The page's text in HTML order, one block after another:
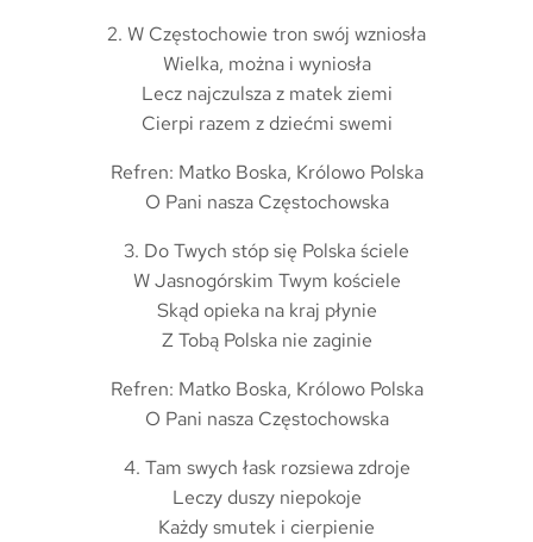
2. W Częstochowie tron swój wzniosła
Wielka, można i wyniosła
Lecz najczulsza z matek ziemi
Cierpi razem z dziećmi swemi
Refren: Matko Boska, Królowo Polska
O Pani nasza Częstochowska
3. Do Twych stóp się Polska ściele
W Jasnogórskim Twym kościele
Skąd opieka na kraj płynie
Z Tobą Polska nie zaginie
Refren: Matko Boska, Królowo Polska
O Pani nasza Częstochowska
4. Tam swych łask rozsiewa zdroje
Leczy duszy niepokoje
Każdy smutek i cierpienie